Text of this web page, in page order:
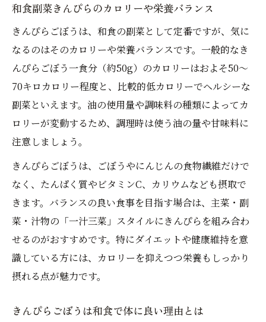
和食副菜きんぴらのカロリーや栄養バランス
きんぴらごぼうは、和食の副菜として定番ですが、気に
なるのはそのカロリーや栄養バランスです。一般的なき
んぴらごぼう一食分（約50g）のカロリーはおよそ50～
70キロカロリー程度と、比較的低カロリーでヘルシーな
副菜といえます。油の使用量や調味料の種類によってカ
ロリーが変動するため、調理時は使う油の量や甘味料に
注意しましょう。
きんぴらごぼうは、ごぼうやにんじんの食物繊維だけで
なく、たんぱく質やビタミンC、カリウムなども摂取で
きます。バランスの良い食事を目指す場合は、主菜・副
菜・汁物の「一汁三菜」スタイルにきんぴらを組み合わ
せるのがおすすめです。特にダイエットや健康維持を意
識している方には、カロリーを抑えつつ栄養もしっかり
摂れる点が魅力です。
きんぴらごぼうは和食で体に良い理由とは